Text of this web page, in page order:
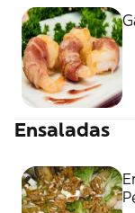
Ensaladas